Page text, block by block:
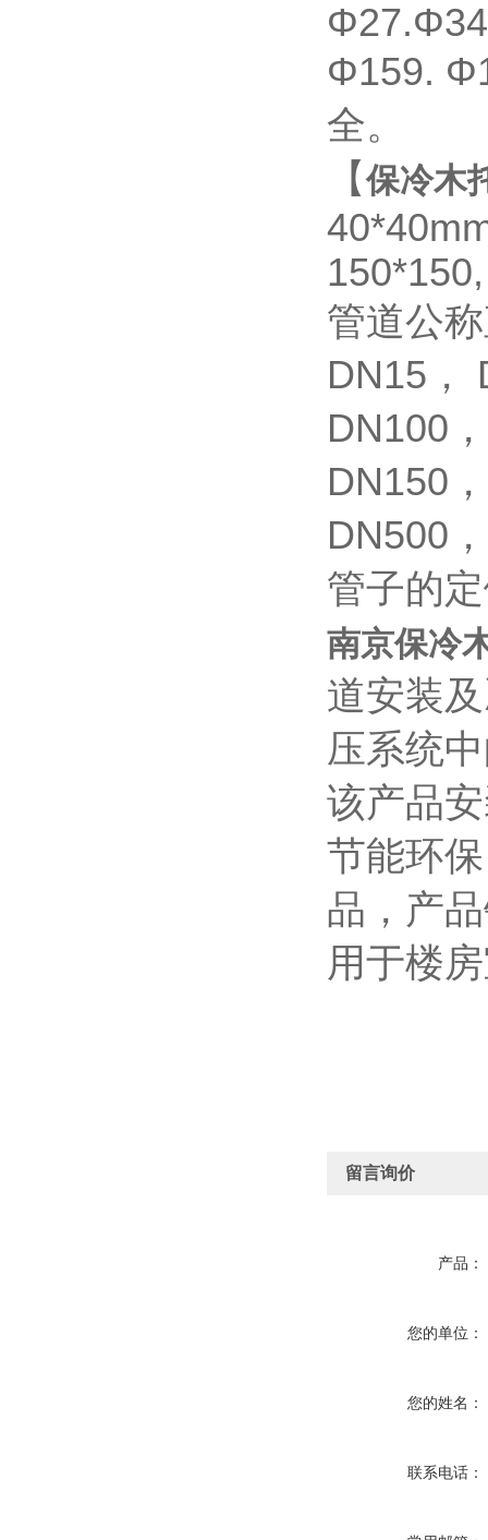
Φ159.
全。
【保冷木
管道公
DN15 ，
DN100 ，
DN150 ，
DN500 ，
管子的
南京保冷
道安装
压系统
该产品
节能环
品，产
用于楼
留言询价
产品：
您的单位：
您的姓名：
联系电话：